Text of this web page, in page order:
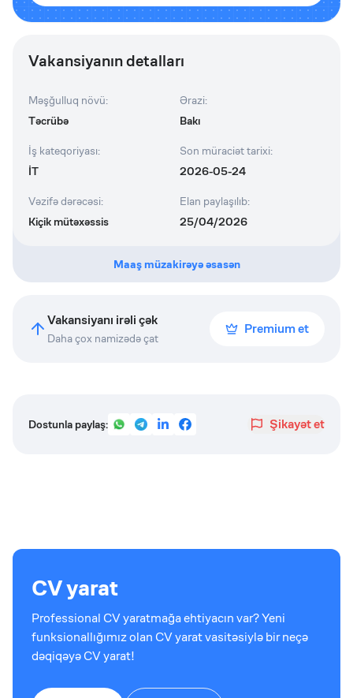
Vakansiyanın detalları
Məşğulluq növü:
Təcrübə
Ərazi:
Bakı
İş kateqoriyası:
İT
Son müraciət tarixi:
2026-05-24
Vəzifə dərəcəsi:
Kiçik mütəxəssis
Elan paylaşılıb:
25/04/2026
Maaş müzakirəyə əsasən
Vakansiyanı irəli çək
Daha çox namizədə çat
Premium et
Dostunla paylaş: Şikayət et
CV yarat
Professional CV yaratmağa ehtiyacın var? Yeni
funksionallığımız olan CV yarat vasitəsiylə bir neçə
dəqiqəyə CV yarat!